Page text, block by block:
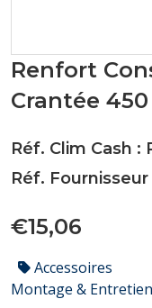
Renfort
Crantée 450
Réf. Clim Cash :
Réf.
€15,06
Accessoires
Montage & Entretien